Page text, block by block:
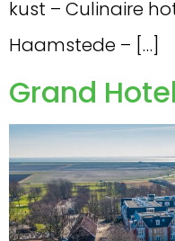
kust – Culinaire
Haamstede – […]
Grand